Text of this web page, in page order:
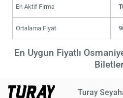
En Aktif Firma
Ortalama Fiyat
En Uygun Fiyatlı
Turay